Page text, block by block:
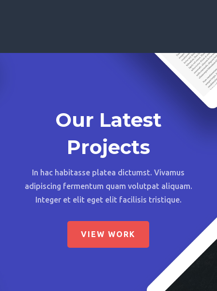
Our Latest
Projects
In hac habitasse platea dictumst. Vivamus
adipiscing fermentum quam volutpat aliquam.
Integer et elit eget elit facilisis tristique.
VIEW WORK